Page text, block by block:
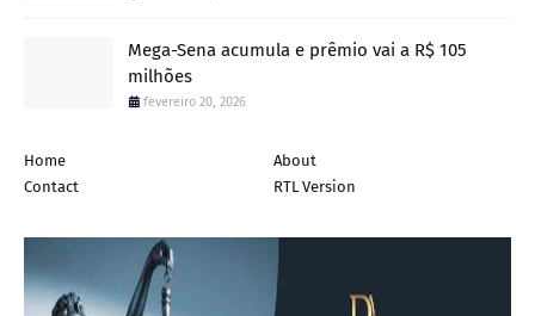
Mega-Sena acumula e prêmio vai a R$ 105
milhões
fevereiro 20, 2026
Home
About
Contact
RTL Version